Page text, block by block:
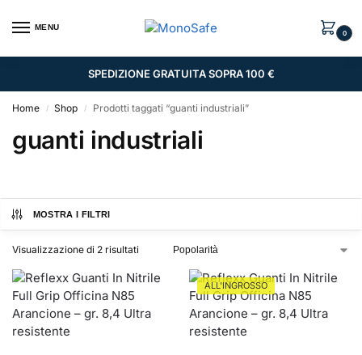
MENU
0
SPEDIZIONE GRATUITA SOPRA 100 €
Home / Shop / Prodotti taggati “guanti industriali”
guanti industriali
MOSTRA I FILTRI
Visualizzazione di 2 risultati
ALL'INGROSSO